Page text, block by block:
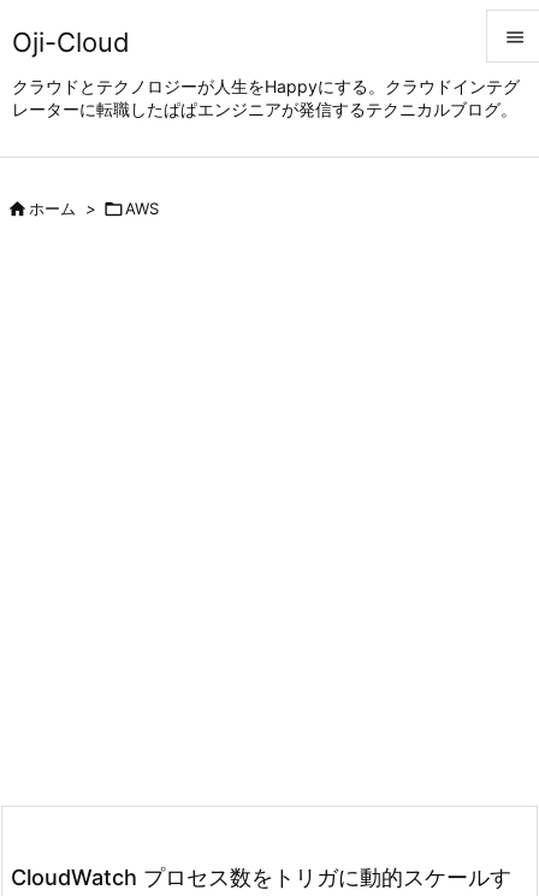
Oji-Cloud
クラウドとテクノロジーが人生をHappyにする。クラウドインテグ
レーターに転職したぱぱエンジニアが発信するテクニカルブログ。


メニ
ホーム > AWS
CloudWatch プロセス数をトリガに動的スケールす